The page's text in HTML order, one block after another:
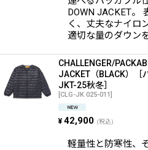
DOWN JACKET。
く、丈夫なナイロ
適切な量のダウン
CHALLENGER/
JACKET（BLACK）［
JKT-25秋冬］
[CLG-JK 025-011]
¥ 42,900 (税込)
軽量性と防寒性、